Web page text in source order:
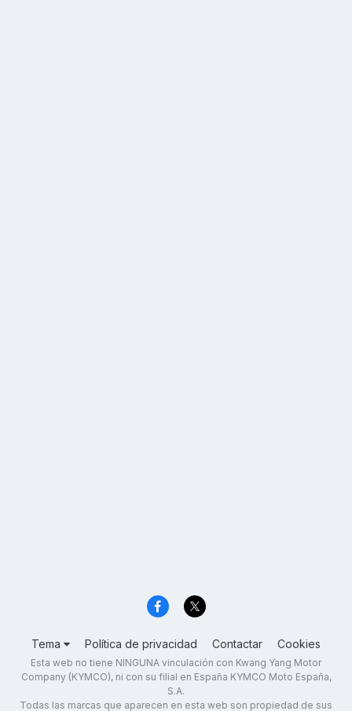
Tema Política de privacidad Contactar Cookies
Esta web no tiene NINGUNA vinculación con Kwang Yang Motor
Company (KYMCO), ni con su filial en España KYMCO Moto España,
S.A.
Todas las marcas que aparecen en esta web son propiedad de sus